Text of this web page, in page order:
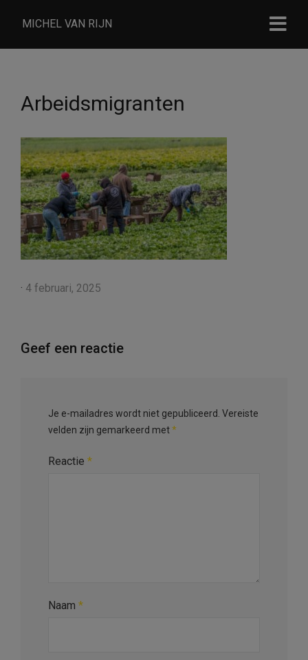
MICHEL VAN RIJN
Arbeidsmigranten
· 4 februari, 2025
Geef een reactie
Je e-mailadres wordt niet gepubliceerd. Vereiste
velden zijn gemarkeerd met*
Reactie *
Naam *